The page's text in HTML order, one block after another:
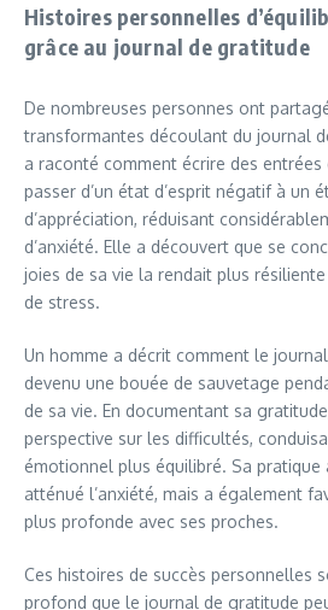
Histoires personnelles
grâce au journal de gratitude
De nombreuses personnes ont
transformantes découlant du journal
a raconté comment écrire des entrées
passer d’un état d’esprit négatif à un
d’appréciation, réduisant
d’anxiété. Elle a découvert que se
joies de sa vie la rendait plus
de stress.
Un homme a décrit comment le
devenu une bouée de sauvetage
de sa vie. En documentant sa
perspective sur les difficultés,
émotionnel plus équilibré. Sa pratique
atténué l’anxiété, mais a également
plus profonde avec ses proches.
Ces histoires de succès personnelles
profond que le journal de gratitude